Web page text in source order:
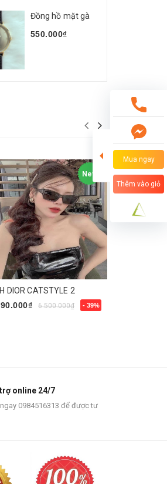
Đồng hồ mặt gà
550.000₫
New
DIOR CATSTYLE 2
6.500.000₫ - 39%
trợ online 24/7
0984516313 để được tư
Mua ngay
Thêm vào giỏ